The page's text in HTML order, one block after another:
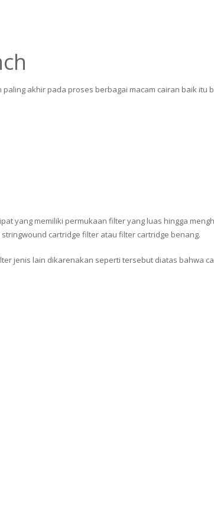
akhir pada proses berbagai macam cairan baik itu
yang memiliki permukaan filter yang luas hingga
cartridge filter atau filter cartridge benang.
jenis lain dikarenakan seperti tersebut diatas bahwa